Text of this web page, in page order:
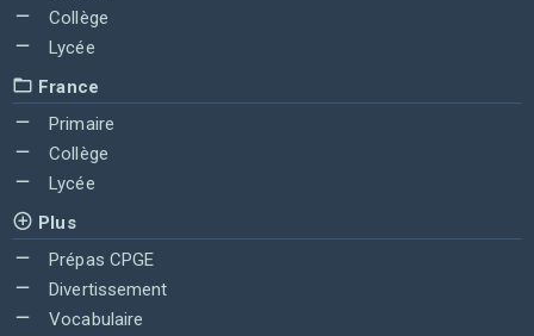
Collège
Lycée
France
Primaire
Collège
Lycée
Plus
Prépas CPGE
Divertissement
Vocabulaire